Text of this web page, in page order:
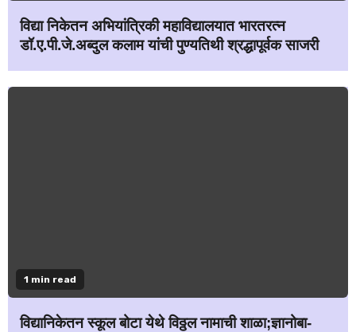
विद्या निकेतन अभियांत्रिकी महाविद्यालयात भारतरत्न
डॉ.ए.पी.जे.अब्दुल कलाम यांची पुण्यतिथी श्रद्धापूर्वक साजरी
1 min read
विद्यानिकेतन स्कूल बोटा येथे विठ्ठल नामाची शाळा;ज्ञानोबा-